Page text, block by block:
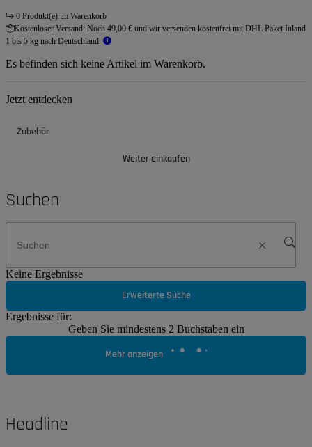
0 Produkt(e) im Warenkorb
Kostenloser Versand: Noch 49,00 € und wir versenden kostenfrei mit DHL Paket Inland
1 bis 5 kg nach Deutschland.
Es befinden sich keine Artikel im Warenkorb.
Jetzt entdecken
Zubehör
Weiter einkaufen
Suchen
Keine Ergebnisse
Erweiterte Suche
Ergebnisse für:
Geben Sie mindestens 2 Buchstaben ein
Mehr anzeigen
Headline